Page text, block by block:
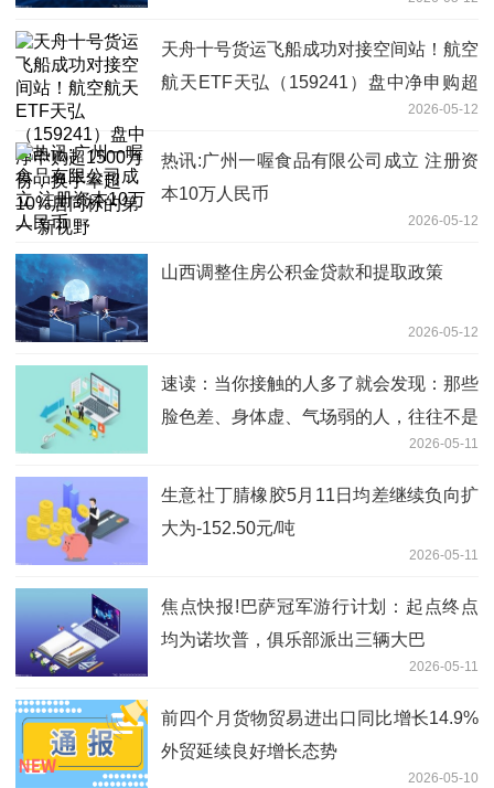
天舟十号货运飞船成功对接空间站！航空
航天ETF天弘（159241）盘中净申购超
1500万份，换手率超10%居同标的第一
新视野
2026-05-12
热讯:广州一喔食品有限公司成立 注册资
本10万人民币
2026-05-12
山西调整住房公积金贷款和提取政策
2026-05-12
速读：当你接触的人多了就会发现：那些
脸色差、身体虚、气场弱的人，往往不是
太累了，而是精神内耗把自己耗干了2026-05-11
生意社丁腈橡胶5月11日均差继续负向扩
大为-152.50元/吨
2026-05-11
焦点快报!巴萨冠军游行计划：起点终点
均为诺坎普，俱乐部派出三辆大巴
2026-05-11
前四个月货物贸易进出口同比增长14.9%
外贸延续良好增长态势
2026-05-10